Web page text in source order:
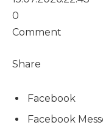
0
Comment
Share
Facebook
Facebook